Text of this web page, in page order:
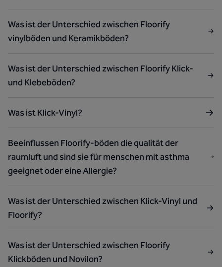
Was ist der Unterschied zwischen Floorify
vinylböden und Keramikböden?
Was ist der Unterschied zwischen Floorify Klick-
und Klebeböden?
Was ist Klick-Vinyl?
Beeinflussen Floorify-böden die qualität der
raumluft und sind sie für menschen mit asthma
geeignet oder eine Allergie?
Was ist der Unterschied zwischen Klick-Vinyl und
Floorify?
Was ist der Unterschied zwischen Floorify
Klickböden und Novilon?